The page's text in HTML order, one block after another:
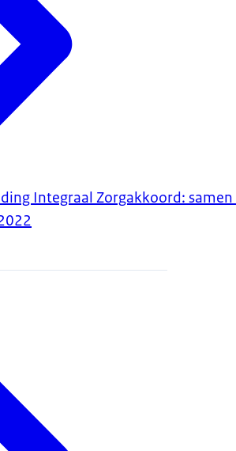
Integraal Zorgakkoord: